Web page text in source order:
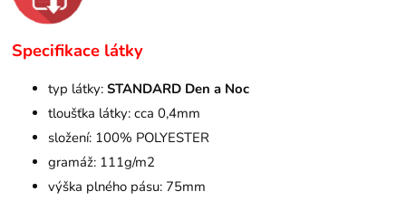
Specifikace látky
typ látky:STANDARD Den a Noc
tloušťka látky: cca 0,4mm
složení: 100% POLYESTER
gramáž: 111g/m2
výška plného pásu: 75mm